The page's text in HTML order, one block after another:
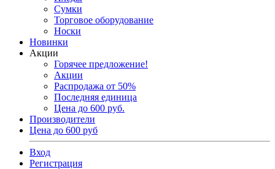
Сумки
Торговое оборудование
Носки
Новинки
Акции
Горячее предложение!
Акции
Распродажа от 50%
Последняя единица
Цена до 600 руб.
Производители
Цена до 600 руб
Вход
Регистрация